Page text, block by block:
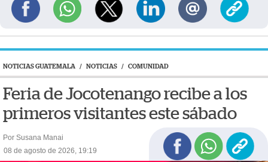
NOTICIAS GUATEMALA / NOTICIAS / COMUNIDAD
Feria de Jocotenango recibe a los
primeros visitantes este sábado
Por Susana Manai
08 de agosto de 2026, 19:19